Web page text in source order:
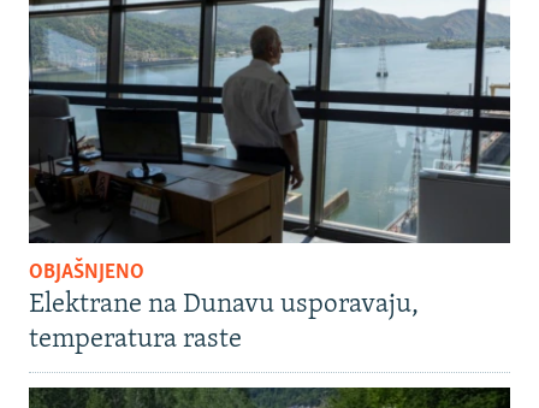
OBJAŠNJENO
Elektrane na Dunavu usporavaju,
temperatura raste